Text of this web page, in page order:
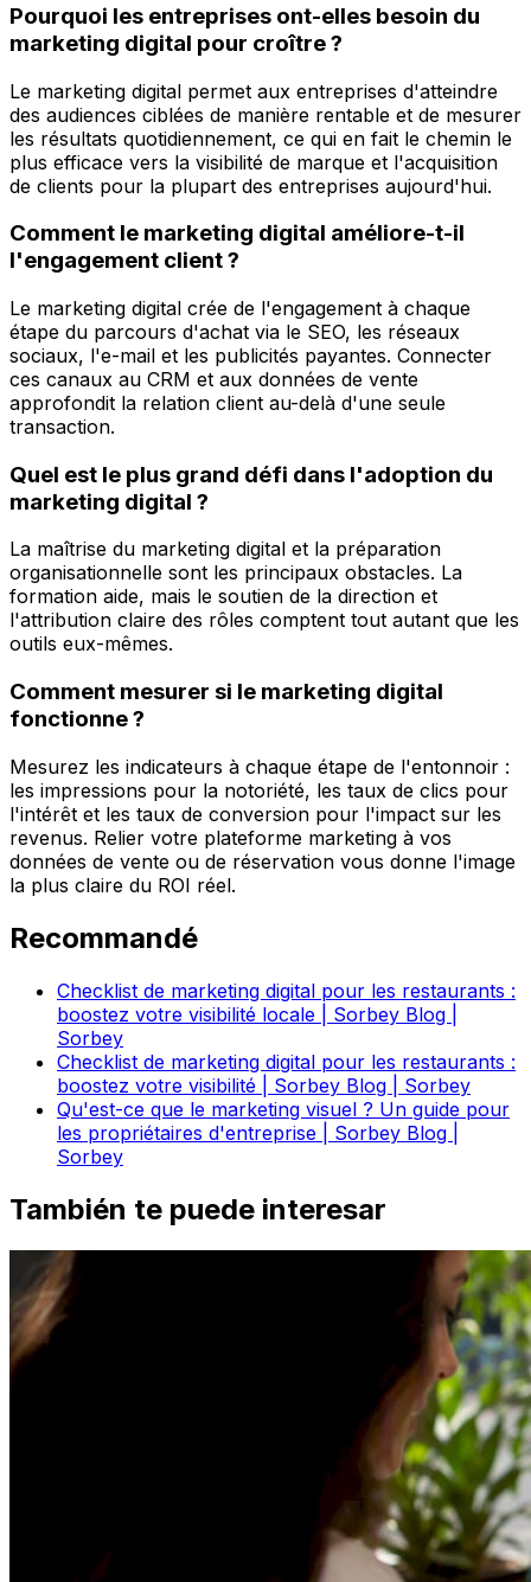
Pourquoi les entreprises ont-elles besoin du
marketing digital pour croître ?
Le marketing digital permet aux entreprises d'atteindre
des audiences ciblées de manière rentable et de mesurer
les résultats quotidiennement, ce qui en fait le chemin le
plus efficace vers la visibilité de marque et l'acquisition
de clients pour la plupart des entreprises aujourd'hui.
Comment le marketing digital améliore-t-il
l'engagement client ?
Le marketing digital crée de l'engagement à chaque
étape du parcours d'achat via le SEO, les réseaux
sociaux, l'e-mail et les publicités payantes. Connecter
ces canaux au CRM et aux données de vente
approfondit la relation client au-delà d'une seule
transaction.
Quel est le plus grand défi dans l'adoption du
marketing digital ?
La maîtrise du marketing digital et la préparation
organisationnelle sont les principaux obstacles. La
formation aide, mais le soutien de la direction et
l'attribution claire des rôles comptent tout autant que les
outils eux-mêmes.
Comment mesurer si le marketing digital
fonctionne ?
Mesurez les indicateurs à chaque étape de l'entonnoir :
les impressions pour la notoriété, les taux de clics pour
l'intérêt et les taux de conversion pour l'impact sur les
revenus. Relier votre plateforme marketing à vos
données de vente ou de réservation vous donne l'image
la plus claire du ROI réel.
Recommandé
Checklist de marketing digital pour les restaurants :
boostez votre visibilité locale | Sorbey Blog |
Sorbey
Checklist de marketing digital pour les restaurants :
boostez votre visibilité | Sorbey Blog | Sorbey
Qu'est-ce que le marketing visuel ? Un guide pour
les propriétaires d'entreprise | Sorbey Blog |
Sorbey
También te puede interesar